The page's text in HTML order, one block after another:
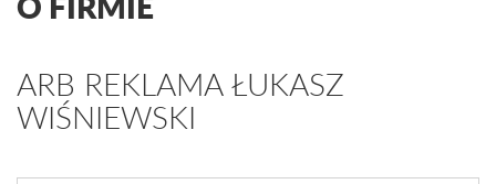
ARB REKLAMA ŁUKASZ
WIŚNIEWSKI